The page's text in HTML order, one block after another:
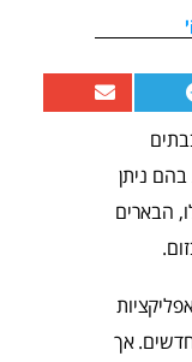
ניתן
הבארים
אך